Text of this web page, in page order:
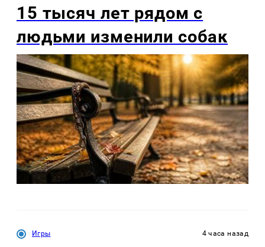
15 тысяч лет рядом с
людьми изменили собак
Игры 4 часа назад